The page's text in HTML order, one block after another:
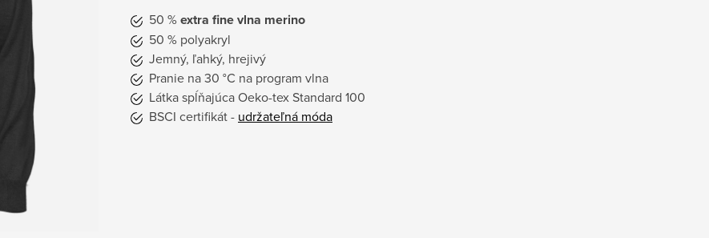
50 %extra fine vlna merino
50 % polyakryl
Jemný, ľahký, hrejivý
Pranie na 30 °C na program vlna
Látka spĺňajúca Oeko-tex Standard 100
BSCI certifikát - udržateľná móda